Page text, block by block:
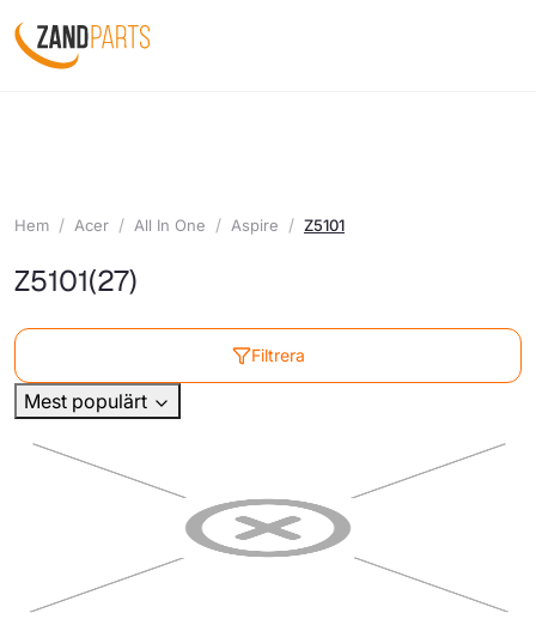
Hem Acer All In One Aspire Z5101
Z5101(27)
Filtrera
Mest populärt